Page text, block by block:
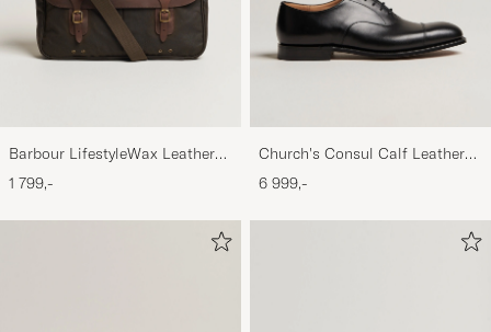
Barbour LifestyleWax Leather
Briefcase Olive
1 799,-
Church's Consul Calf Leather
Oxford Black
6 999,-